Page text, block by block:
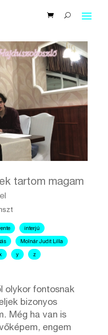
tartom magam
interjú
Molnár Judit Lilla
y z
olykor fontosnak
bizonyos
Még ha van is
engem